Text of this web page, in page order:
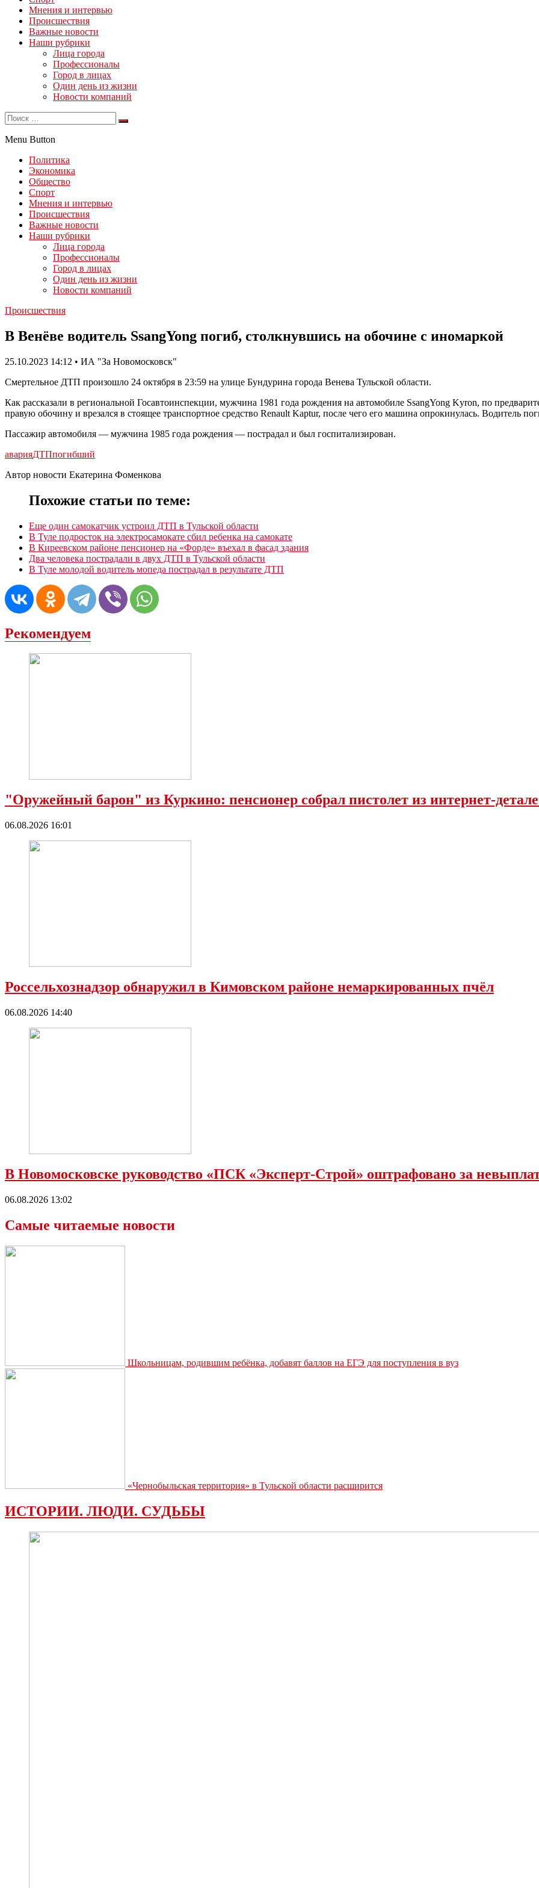
Мнения и интервью
Происшествия
Важные новости
Наши рубрики
Лица города
Профессионалы
Город в лицах
Один день из жизни
Новости компаний
Menu Button
Политика
Экономика
Общество
Спорт
Мнения и интервью
Происшествия
Важные новости
Наши рубрики
Лица города
Профессионалы
Город в лицах
Один день из жизни
Новости компаний
Происшествия
В Венёве водитель SsangYong погиб, столкнувшись на обочине с иномаркой
25.10.2023 14:12 • ИА "За Новомосковск"
Смертельное ДТП произошло 24 октября в 23:59 на улице Бундурина города Венева Тульской области.
Как рассказали в региональной Госавтоинспекции, мужчина 1981 года рождения на автомобиле SsangYong Kyron, по
правую обочину и врезался в стоящее транспортное средство Renault Kaptur, после чего его машина опрокинулась. Водитель
Пассажир автомобиля — мужчина 1985 года рождения — пострадал и был госпитализирован.
аварияДТПпогибший
Автор новости Екатерина Фоменкова
Похожие статьи по теме:
Еще один самокатчик устроил ДТП в Тульской области
В Туле подросток на электросамокате сбил ребенка на самокате
В Киреевском районе пенсионер на «Форде» въехал в фасад здания
Два человека пострадали в двух ДТП в Тульской области
В Туле молодой водитель мопеда пострадал в результате ДТП
Рекомендуем
"Оружейный барон" из Куркино: пенсионер собрал пистолет из интернет-
06.08.2026 16:01
Россельхознадзор обнаружил в Кимовском районе немаркированных пчёл
06.08.2026 14:40
В Новомосковске руководство «ПСК «Эксперт-Строй» оштрафовано за
06.08.2026 13:02
Самые читаемые новости
Школьницам, родившим ребёнка, добавят баллов на ЕГЭ для поступления в вуз
«Чернобыльская территория» в Тульской области расширится
ИСТОРИИ. ЛЮДИ. СУДЬБЫ